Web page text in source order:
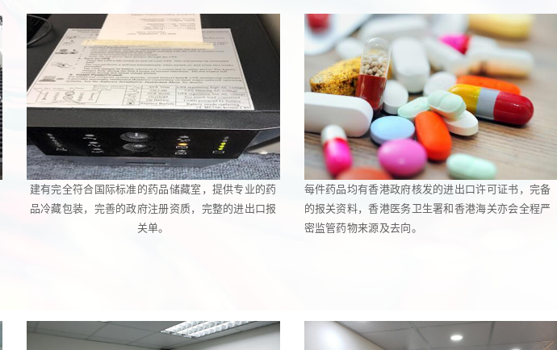
建有完全符合国际标准的药品储藏室，提供专业的药
品冷藏包装，完善的政府注册资质，完整的进出口报
关单。
每件药品均有香港政府核发的进出口许可证书，完备
的报关资料，香港医务卫生署和香港海关亦会全程严
密监管药物来源及去向。